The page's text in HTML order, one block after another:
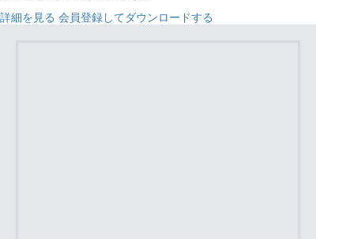
詳細を見る 会員登録してダウンロードする